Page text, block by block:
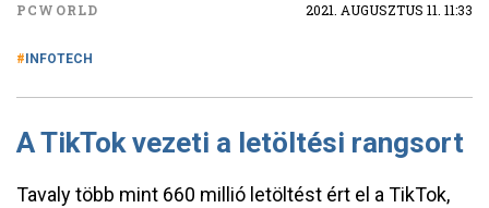
PCWORLD 2021. AUGUSZTUS 11. 11:33
INFOTECH
A TikTok vezeti a letöltési rangsort
Tavaly több mint 660 millió letöltést ért el a TikTok,